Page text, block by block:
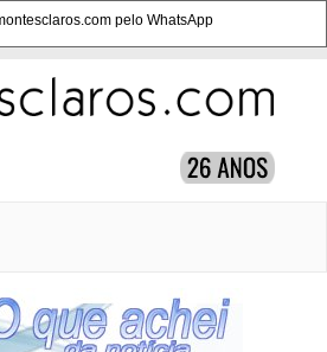
pelo WhatsApp